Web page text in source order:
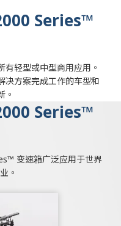
Series™
轻型或中型商用应用。
决方案完成工作的车型和
。
Series™
变速箱广泛应用于世界
。